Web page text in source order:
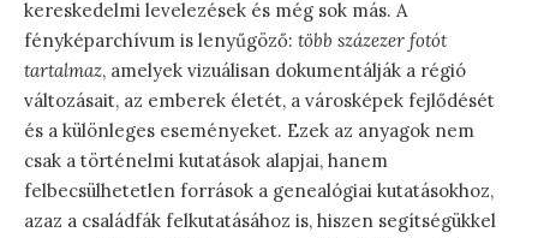
kereskedelmi levelezések és még sok más. A
fényképarchívum is lenyűgöző: több százezer fotót
tartalmaz, amelyek vizuálisan dokumentálják a régió
változásait, az emberek életét, a városképek fejlődését
és a különleges eseményeket. Ezek az anyagok nem
csak a történelmi kutatások alapjai, hanem
felbecsülhetetlen források a genealógiai kutatásokhoz,
azaz a családfák felkutatásához is, hiszen segítségükkel